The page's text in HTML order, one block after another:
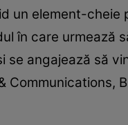
un element-
în care urmează
angajează să
Communications,